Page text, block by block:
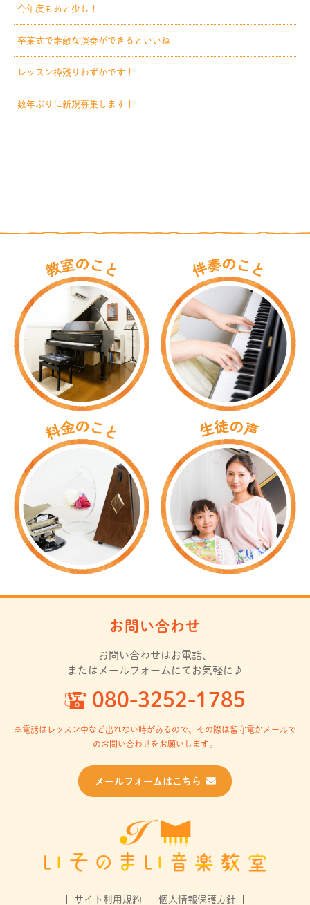
今年度もあと少し！
卒業式で素敵な演奏ができるといいね
レッスン枠残りわずかです！
数年ぶりに新規募集します！
お問い合わせ
お問い合わせはお電話、
またはメールフォームにてお気軽に♪
080-3252-1785
※電話はレッスン中など出れない時があるので、 その際は留守電かメールで
のお問い合わせをお願いします。
メールフォームはこちら
サイト利用規約 個人情報保護方針